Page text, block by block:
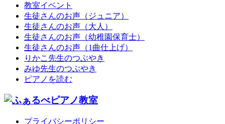
教室イベント
生徒さんのお声（ジュニア）
生徒さんのお声（大人）
生徒さんのお声（幼稚園保育士）
生徒さんのお声（1曲仕上げ）
りかこ先生のつぶやき
みゆ先生のつぶやき
ピアノを読む
プライバシーポリシー